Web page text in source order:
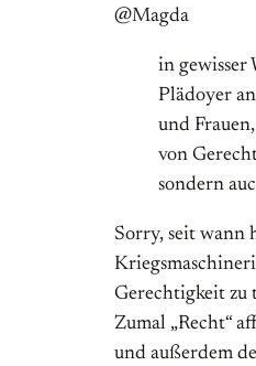
@Magda
in gewisser
Plädoyer
und
von
sondern
Sorry, seit wann
Gerechtigkeit zu
Zumal „Recht“
und außerdem